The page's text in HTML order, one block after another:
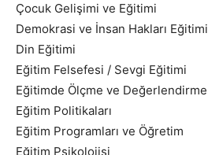
Çocuk Gelişimi ve Eğitimi
Demokrasi ve İnsan Hakları Eğitimi
Din Eğitimi
Eğitim Felsefesi / Sevgi Eğitimi
Eğitimde Ölçme ve Değerlendirme
Eğitim Politikaları
Eğitim Programları ve Öğretim
Eğitim Psikolojisi